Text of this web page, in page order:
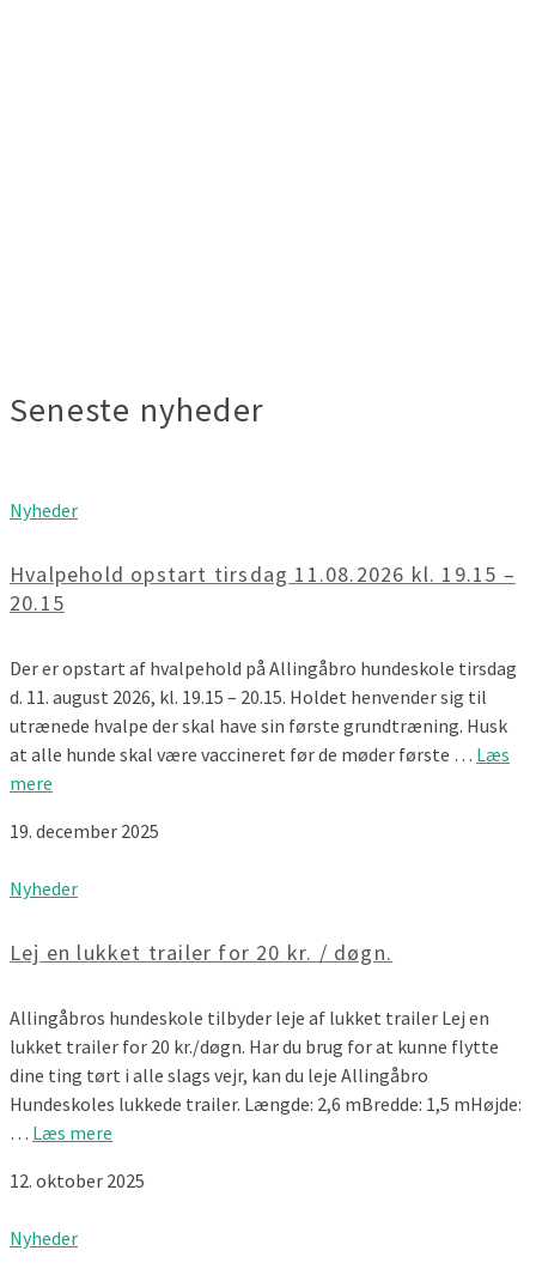
Seneste nyheder
Nyheder
Hvalpehold opstart tirsdag 11.08.2026 kl. 19.15 –
20.15
Der er opstart af hvalpehold på Allingåbro hundeskole tirsdag
d. 11. august 2026, kl. 19.15 – 20.15. Holdet henvender sig til
utrænede hvalpe der skal have sin første grundtræning. Husk
at alle hunde skal være vaccineret før de møder første … Læs
mere
19. december 2025
Nyheder
Lej en lukket trailer for 20 kr. / døgn.
Allingåbros hundeskole tilbyder leje af lukket trailer Lej en
lukket trailer for 20 kr./døgn. Har du brug for at kunne flytte
dine ting tørt i alle slags vejr, kan du leje Allingåbro
Hundeskoles lukkede trailer. Længde: 2,6 mBredde: 1,5 mHøjde:
… Læs mere
12. oktober 2025
Nyheder